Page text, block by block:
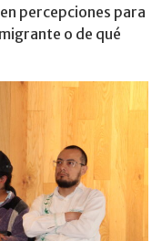
percepciones para
o de qué